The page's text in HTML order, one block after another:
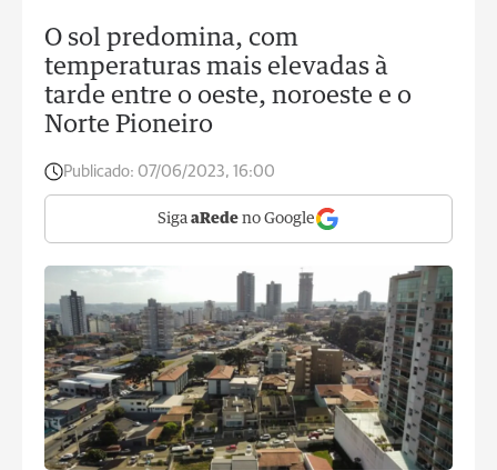
O sol predomina, com
temperaturas mais elevadas à
tarde entre o oeste, noroeste e o
Norte Pioneiro
Publicado: 07/06/2023, 16:00
Siga aRede no Google